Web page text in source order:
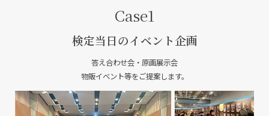
Case1
検定当日のイベント企画
答え合わせ会・原画展示会
物販イベント等をご提案します。